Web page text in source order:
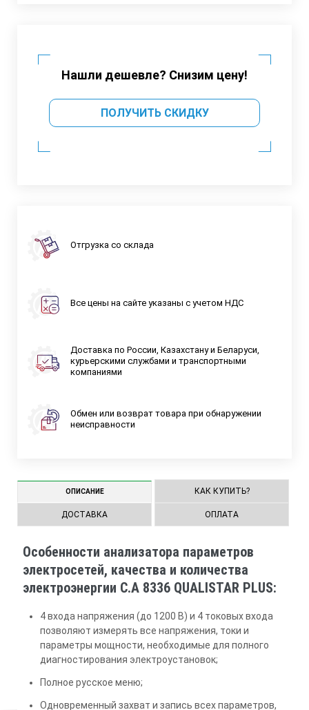
Нашли дешевле? Снизим цену!
ПОЛУЧИТЬ СКИДКУ
Отгрузка со склада
Все цены на сайте указаны с учетом НДС
Доставка по России, Казахстану и Беларуси,
курьерскими службами и транспортными
компаниями
Обмен или возврат товара при обнаружении
неисправности
ОПИСАНИЕ КАК КУПИТЬ?
ДОСТАВКА ОПЛАТА
Особенности анализатора параметров
электросетей, качества и количества
электроэнергии C.A 8336 QUALISTAR PLUS:
4 входа напряжения (до 1200 В) и 4 токовых входа
позволяют измерять все напряжения, токи и
параметры мощности, необходимые для полного
диагностирования электроустановок;
Полное русское меню;
Одновременный захват и запись всех параметров,